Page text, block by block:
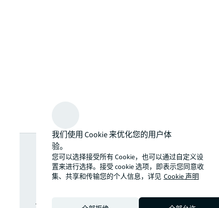
寻找更多洞
察？不要错过
我们使用 Cookie 来优化您的用户体
验。
您可以选择接受所有 Cookie，也可以通过自定义设
置来进行选择。接受 cookie 选项，即表示您同意收
集、共享和传输您的个人信息，详见 Cookie 声明